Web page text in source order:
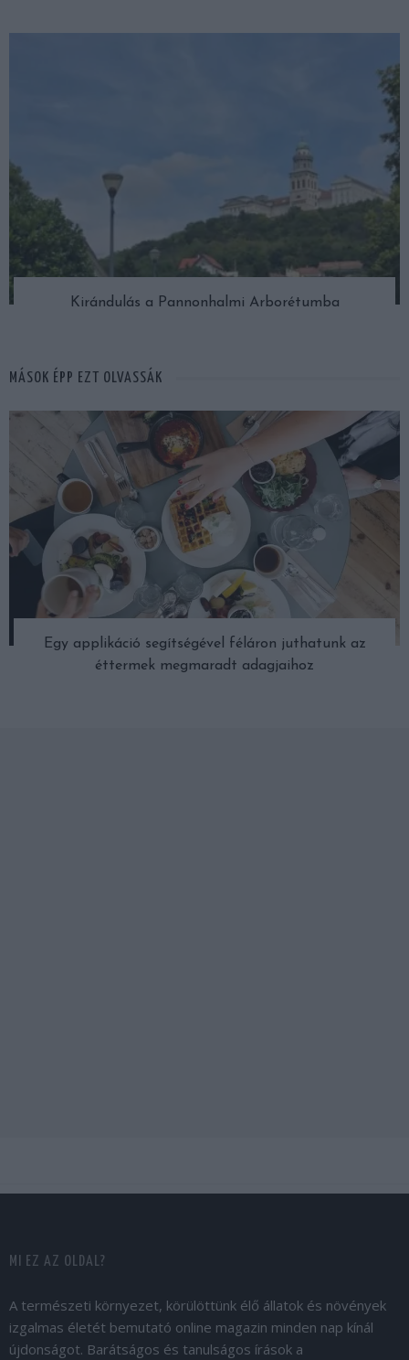
Kirándulás a Pannonhalmi Arborétumba
MÁSOK ÉPP EZT OLVASSÁK
Egy applikáció segítségével féláron juthatunk az
éttermek megmaradt adagjaihoz
MI EZ AZ OLDAL?
A természeti környezet, körülöttünk élő állatok és növények
izgalmas életét bemutató online magazin minden nap kínál
újdonságot. Barátságos és tanulságos írások a